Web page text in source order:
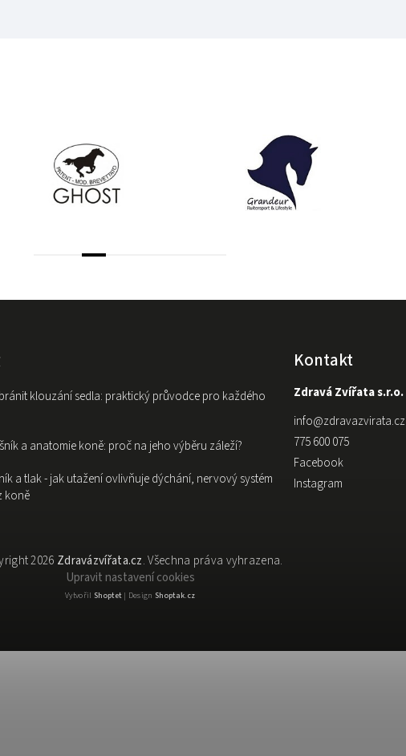
klouzání sedla: praktický průvodce pro každého
a anatomie koně: proč na jeho výběru záleží?
a tlak - jak utažení ovlivňuje dýchání, nervový systém
koně
Kontakt
Zdravá Zvířata s.r.o.
info@zdravazvirata.cz
775 600 075
Facebook
Instagram
2026 Zdravázvířata.cz. Všechna práva vyhrazena.
Upravit nastavení cookies
Vytvořil Shoptet| Design Shoptak.cz